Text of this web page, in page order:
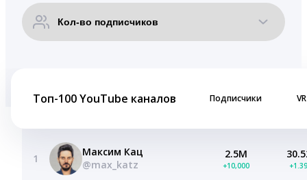
Топ-100 YouTube каналов Подписчики VR
1
Максим Кац
@max_katz
2.5M
+10,000